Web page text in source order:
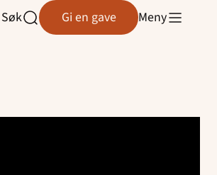
Åpne
Søk Gi en gave Meny